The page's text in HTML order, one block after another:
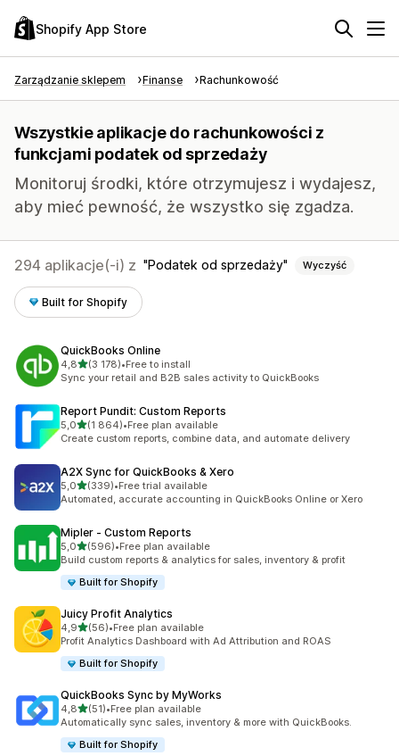
Shopify App Store
Zarządzanie sklepem Finanse Rachunkowość
Wszystkie aplikacje do rachunkowości z
funkcjami podatek od sprzedaży
Monitoruj środki, które otrzymujesz i wydajesz,
aby mieć pewność, że wszystko się zgadza.
294 aplikacje(-i) z Podatek od sprzedaży Wyczyść
Built for Shopify
QuickBooks Online
4,8na 5 gwiazdek
(3 178)
Łączna liczba recenzji: 3178
•Free to install
Sync your retail and B2B sales activity to QuickBooks
Report Pundit: Custom Reports
5,0na 5 gwiazdek
(1 864)
Łączna liczba recenzji: 1864
•Free plan available
Create custom reports, combine data, and automate delivery
A2X Sync for QuickBooks & Xero
5,0na 5 gwiazdek
(339)
Łączna liczba recenzji: 339
•Free trial available
Automated, accurate accounting in QuickBooks Online or Xero
Mipler ‑ Custom Reports
5,0na 5 gwiazdek
(596)
Łączna liczba recenzji: 596
•Free plan available
Build custom reports & analytics for sales, inventory & profit
Built for Shopify
Juicy Profit Analytics
4,9na 5 gwiazdek
(56)
Łączna liczba recenzji: 56
•Free plan available
Profit Analytics Dashboard with Ad Attribution and ROAS
Built for Shopify
QuickBooks Sync by MyWorks
4,8na 5 gwiazdek
(51)
Łączna liczba recenzji: 51
•Free plan available
Automatically sync sales, inventory & more with QuickBooks.
Built for Shopify